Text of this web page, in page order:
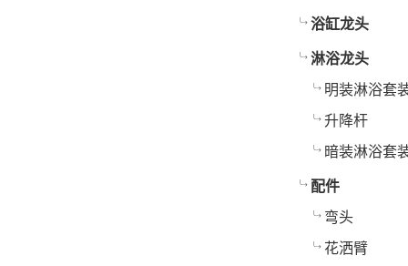
浴缸龙头
淋浴龙头
明装淋浴套
升降杆
暗装淋浴套
配件
弯头
花洒臂